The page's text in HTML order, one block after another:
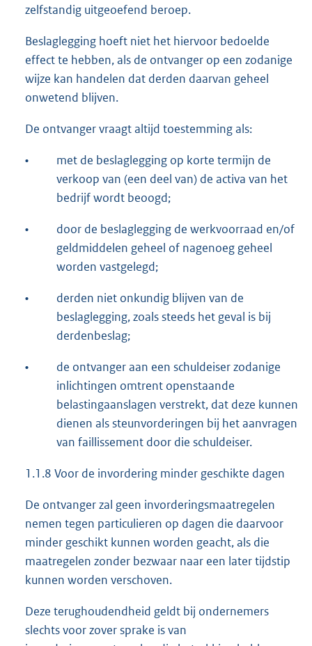
zelfstandig uitgeoefend beroep.
Beslaglegging hoeft niet het hiervoor bedoelde
effect te hebben, als de ontvanger op een zodanige
wijze kan handelen dat derden daarvan geheel
onwetend blijven.
De ontvanger vraagt altijd toestemming als:
•
met de beslaglegging op korte termijn de
verkoop van (een deel van) de activa van het
bedrijf wordt beoogd;
•
door de beslaglegging de werkvoorraad en/of
geldmiddelen geheel of nagenoeg geheel
worden vastgelegd;
•
derden niet onkundig blijven van de
beslaglegging, zoals steeds het geval is bij
derdenbeslag;
•
de ontvanger aan een schuldeiser zodanige
inlichtingen omtrent openstaande
belastingaanslagen verstrekt, dat deze kunnen
dienen als steunvorderingen bij het aanvragen
van faillissement door die schuldeiser.
1.1.8 Voor de invordering minder geschikte dagen
De ontvanger zal geen invorderingsmaatregelen
nemen tegen particulieren op dagen die daarvoor
minder geschikt kunnen worden geacht, als die
maatregelen zonder bezwaar naar een later tijdstip
kunnen worden verschoven.
Deze terughoudendheid geldt bij ondernemers
slechts voor zover sprake is van